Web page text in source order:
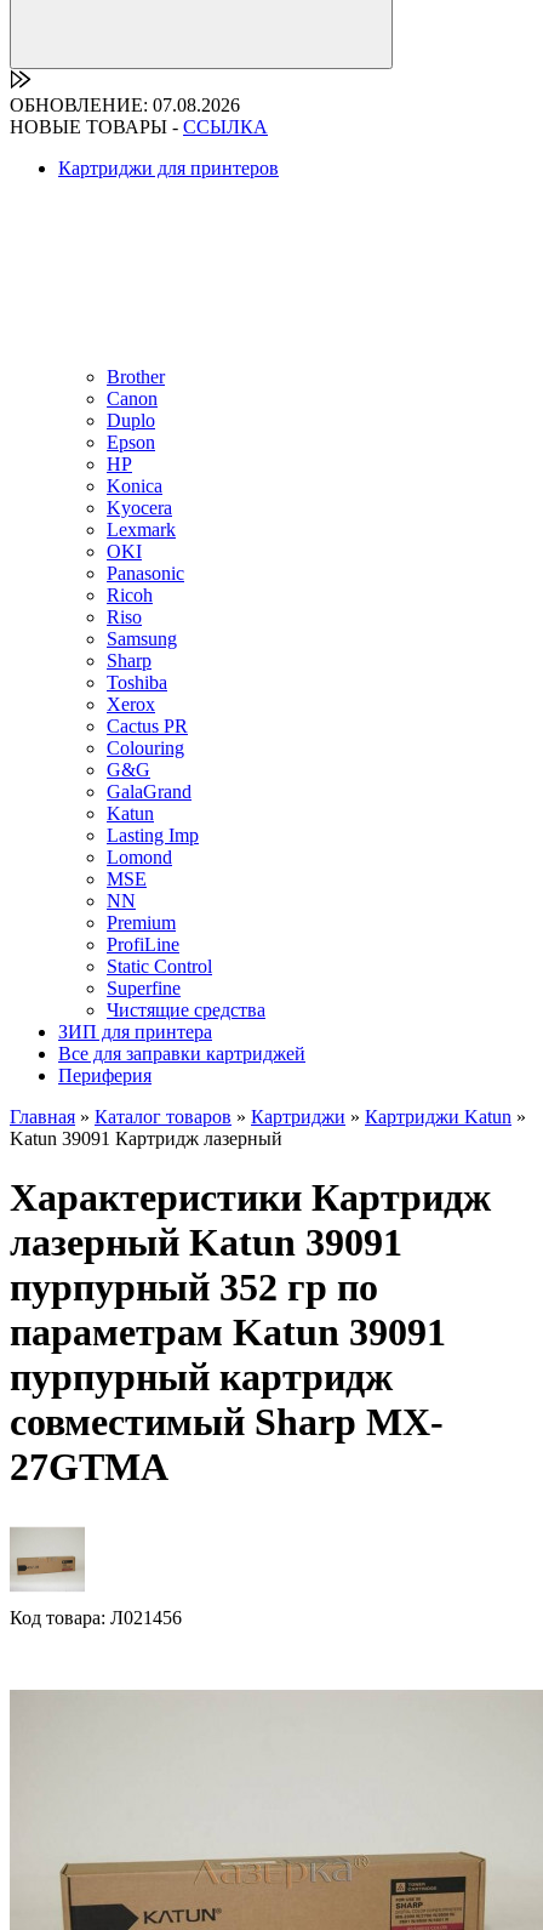
ОБНОВЛЕНИЕ: 07.08.2026
НОВЫЕ ТОВАРЫ - ССЫЛКА
Картриджи для принтеров
Brother
Canon
Duplo
Epson
HP
Konica
Kyocera
Lexmark
OKI
Panasonic
Ricoh
Riso
Samsung
Sharp
Toshiba
Xerox
Cactus PR
Colouring
G&G
GalaGrand
Katun
Lasting Imp
Lomond
MSE
NN
Premium
ProfiLine
Static Control
Superfine
Чистящие средства
ЗИП для принтера
Все для заправки картриджей
Периферия
Главная » Каталог товаров » Картриджи » Картриджи Katun »
Katun 39091 Картридж лазерный
Характеристики Картридж
лазерный Katun 39091
пурпурный 352 гр по
параметрам Katun 39091
пурпурный картридж
совместимый Sharp MX-
27GTMA
Код товара: Л021456